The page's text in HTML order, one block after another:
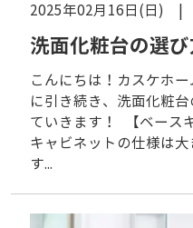
2025年02月16日(日) |
洗面化粧台の選
こんにちは！カスケホ
に引き続き、洗面化粧
ていきます！ 【ベース
キャビネットの仕様は
す...